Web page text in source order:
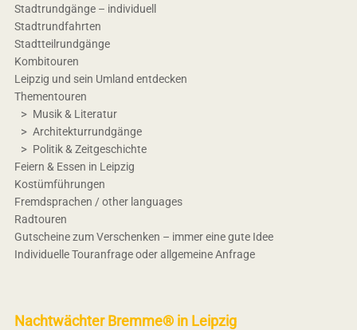
Stadtrundgänge – individuell
Stadtrundfahrten
Stadtteilrundgänge
Kombitouren
Leipzig und sein Umland entdecken
Thementouren
Musik & Literatur
Architekturrundgänge
Politik & Zeitgeschichte
Feiern & Essen in Leipzig
Kostümführungen
Fremdsprachen / other languages
Radtouren
Gutscheine zum Verschenken – immer eine gute Idee
Individuelle Touranfrage oder allgemeine Anfrage
Nachtwächter Bremme® in Leipzig